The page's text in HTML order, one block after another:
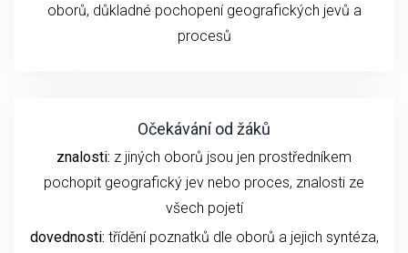
oborů, důkladné pochopení geografických jevů a
procesů
Očekávání od žáků
znalosti: z jiných oborů jsou jen prostředníkem
pochopit geografický jev nebo proces, znalosti ze
všech pojetí
dovednosti: třídění poznatků dle oborů a jejich syntéza,